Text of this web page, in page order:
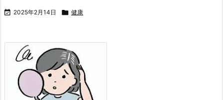
 2025年2月14日  健康